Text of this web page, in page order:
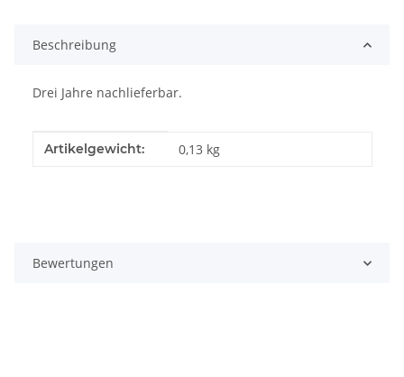
Beschreibung
Drei Jahre nachlieferbar.
Produkteigenschaft
Wert
Artikelgewicht: 0,13 kg
Bewertungen